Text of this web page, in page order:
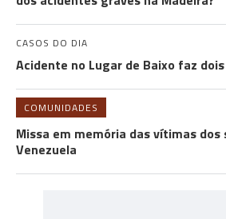
CASOS DO DIA
Acidente no Lugar de Baixo faz
COMUNIDADES
Missa em memória das vítimas dos
Venezuela